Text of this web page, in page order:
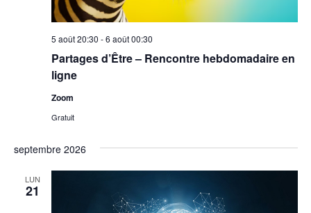
Partages d’Être – Rencontre hebdomadaire en
ligne
5 août 20:30 -6 août 00:30
Zoom
Gratuit
septembre 2026
LUN
21